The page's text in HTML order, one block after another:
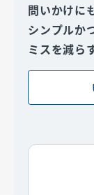
問いかけに
シンプルか
ミスを減ら